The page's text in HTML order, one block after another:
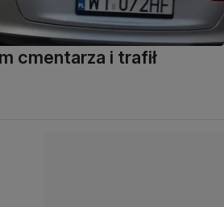
cmentarza i trafił